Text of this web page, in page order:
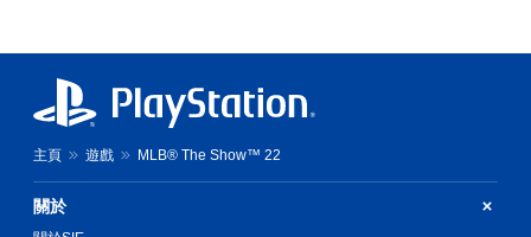
主頁 遊戲 MLB® The Show™ 22
關於